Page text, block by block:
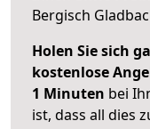
Bergisch
Holen Sie sich
kostenlose
1 Minuten bei
ist, dass all dies